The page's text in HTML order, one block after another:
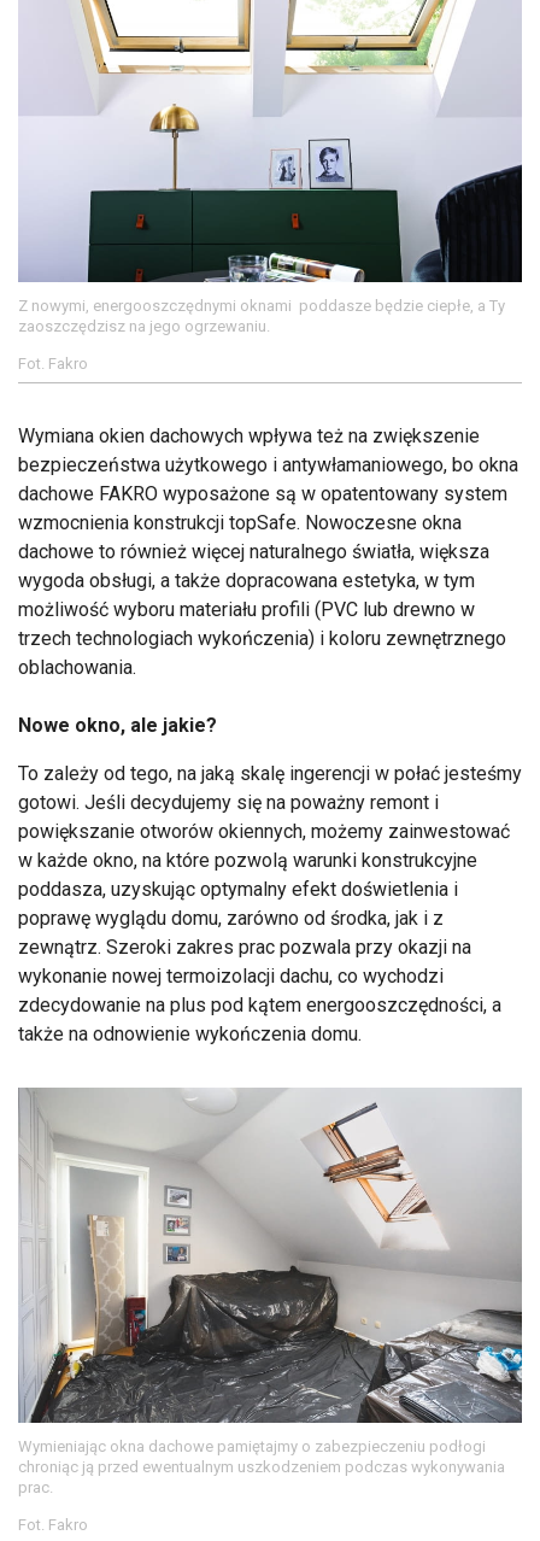
Z nowymi, energooszczędnymi oknami poddasze będzie ciepłe, a Ty
zaoszczędzisz na jego ogrzewaniu.
Fot. Fakro
Wymiana okien dachowych wpływa też na zwiększenie
bezpieczeństwa użytkowego i antywłamaniowego, bo okna
dachowe FAKRO wyposażone są w opatentowany system
wzmocnienia konstrukcji topSafe. Nowoczesne okna
dachowe to również więcej naturalnego światła, większa
wygoda obsługi, a także dopracowana estetyka, w tym
możliwość wyboru materiału profili (PVC lub drewno w
trzech technologiach wykończenia) i koloru zewnętrznego
oblachowania.
Nowe okno, ale jakie?
To zależy od tego, na jaką skalę ingerencji w połać jesteśmy
gotowi. Jeśli decydujemy się na poważny remont i
powiększanie otworów okiennych, możemy zainwestować
w każde okno, na które pozwolą warunki konstrukcyjne
poddasza, uzyskując optymalny efekt doświetlenia i
poprawę wyglądu domu, zarówno od środka, jak i z
zewnątrz. Szeroki zakres prac pozwala przy okazji na
wykonanie nowej termoizolacji dachu, co wychodzi
zdecydowanie na plus pod kątem energooszczędności, a
także na odnowienie wykończenia domu.
Wymieniając okna dachowe pamiętajmy o zabezpieczeniu podłogi
chroniąc ją przed ewentualnym uszkodzeniem podczas wykonywania
prac.
Fot. Fakro